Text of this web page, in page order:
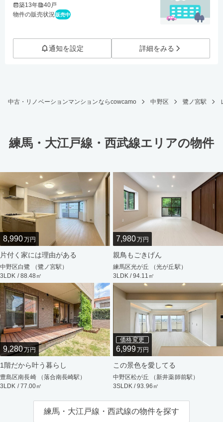
築13年
40戸
物件の販売状況販売中
通知を設定 詳細をみる
中古・リノベーションマンションならcowcamo 中野区 鷺ノ宮駅
練馬・大江戸線・西武線エリアの物件
8,990万円
片付く家には理由がある
中野区白鷺 （鷺ノ宮駅）
3LDK / 88.48㎡
7,980万円
親鳥もごきげん
練馬区光が丘 （光が丘駅）
3LDK / 94.11㎡
9,280万円
1階だから叶う暮らし
豊島区南長崎 （落合南長崎駅）
3LDK / 77.00㎡
価格変更
6,999万円
この景色を愛してる
中野区松が丘 （新井薬師前駅）
3SLDK / 93.96㎡
練馬・大江戸線・西武線の物件を探す